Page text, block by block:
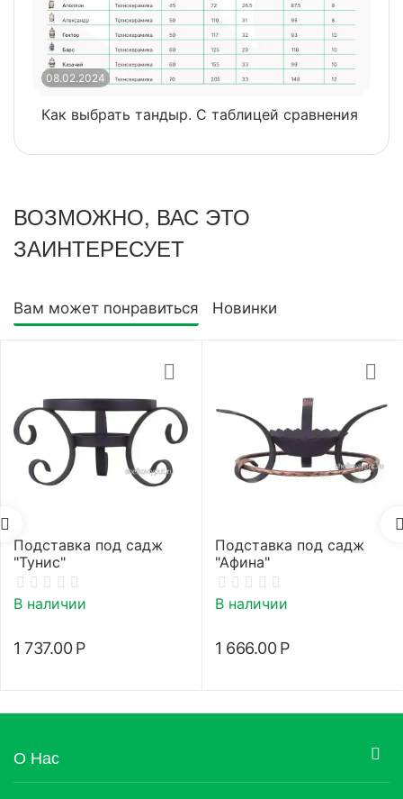
08.02.2024
Как выбрать тандыр. С таблицей сравнения
ВОЗМОЖНО, ВАС ЭТО
ЗАИНТЕРЕСУЕТ
Вам может понравиться Новинки
Подставка под садж
"Тунис"
В наличии
1 737.00 Р
Подставка под садж
"Афина"
В наличии
1 666.00 Р
О Нас